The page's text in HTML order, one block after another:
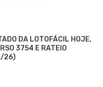
DA LOTOFÁCIL HOJE,
3754 E RATEIO
26)